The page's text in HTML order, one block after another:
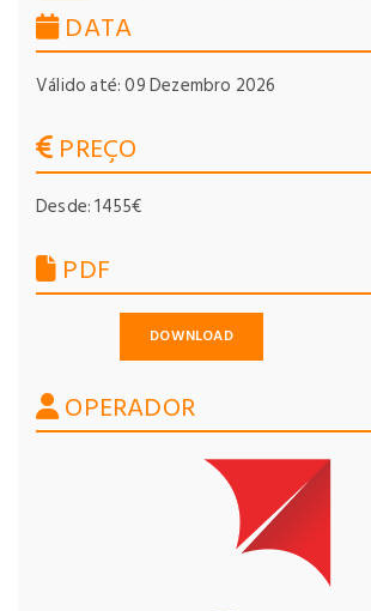
DATA
Válido até: 09 Dezembro 2026
PREÇO
Desde: 1455€
PDF
DOWNLOAD
OPERADOR